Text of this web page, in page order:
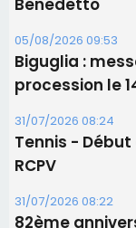
06/08/2026 15:57
Ucciani –
11 août
06/08/2026 15:25
Corte –
projection
06/08/2026 15:04
Alata - Soirée
Benedetto